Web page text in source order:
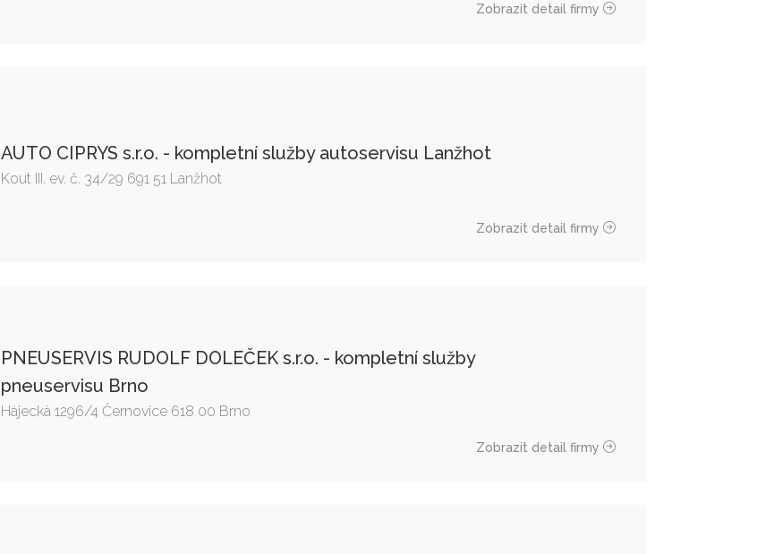
Zobrazit detail firmy
AUTO CIPRYS s.r.o. - kompletní služby autoservisu Lanžhot
Kout III. ev. č. 34/29 691 51 Lanžhot
Zobrazit detail firmy
PNEUSERVIS RUDOLF DOLEČEK s.r.o. - kompletní služby
pneuservisu Brno
Hájecká 1296/4 Černovice 618 00 Brno
Zobrazit detail firmy